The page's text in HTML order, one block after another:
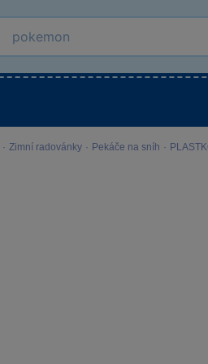
· Zimní radovánky · Pekáče na sníh ·